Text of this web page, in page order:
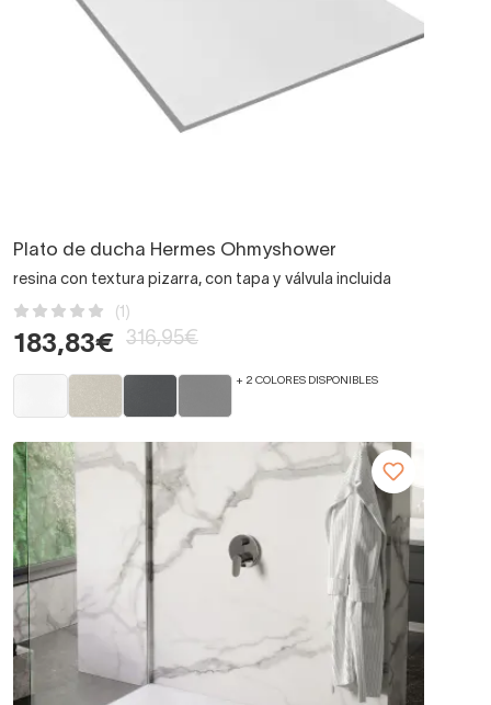
Plato de ducha Hermes Ohmyshower
resina con textura pizarra, con tapa y válvula incluida
(1)
183,83€ 316,95€
+ 2 COLORES DISPONIBLES